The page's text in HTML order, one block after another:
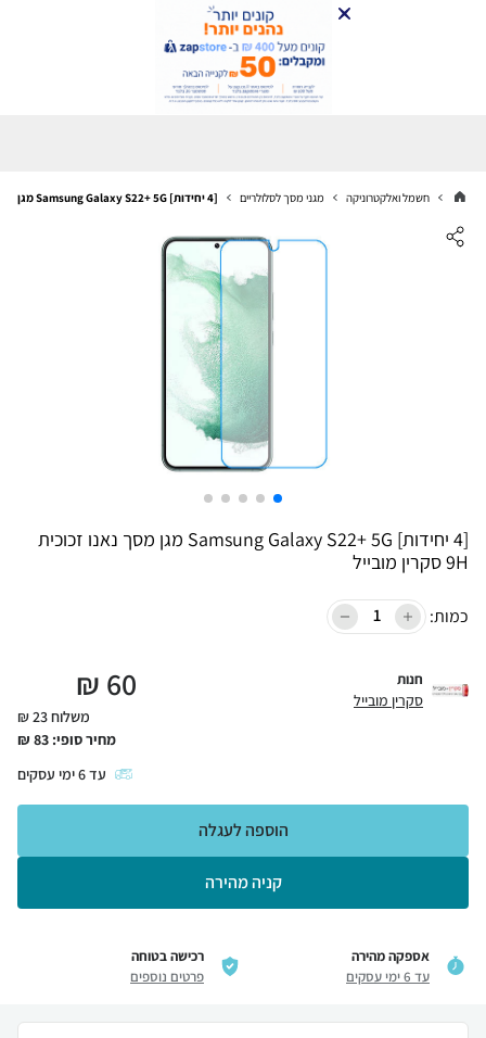
חשמל ואלקטרוניקה מגני מסך לסלולריים [4 יחידות] Samsung Galaxy S22+ 5G מגן מסך נאנו זכוכית 9H סקרין מובייל
[4 יחידות] Samsung Galaxy S22+ 5G מגן מסך נאנו זכוכית
9H סקרין מובייל
כמות:
חנות
סקרין מובייל 60
₪
משלוח 23 ₪
מחיר סופי: 83
₪
עד6ימי עסקים
קניה מהירה
הוספה לעגלה
אספקה מהירה
עד 6 ימי עסקים
רכישה בטוחה
פרטים נוספים